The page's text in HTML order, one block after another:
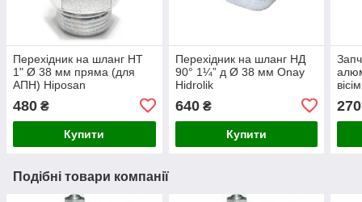
Перехідник на шланг НТ
1" Ø 38 мм пряма (для
АПН) Hiposan
480 ₴
Купити
Перехідник на шланг НД
90° 1¼” д Ø 38 мм Onay
Hidrolik
640₴
Купити
270
Подібні товари компанії